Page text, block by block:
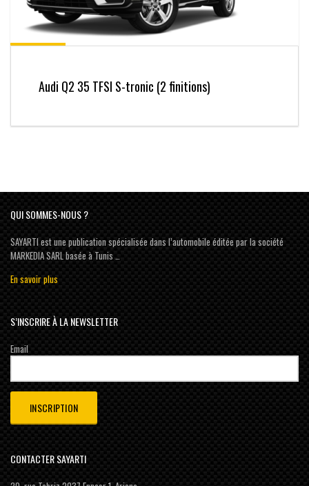
Audi Q2 35 TFSI S-tronic (2 finitions)
QUI SOMMES-NOUS ?
SAYARTI est une publication spécialisée dans l’automobile éditée par la société
MARKEDIA SARL basée à Tunis …
En savoir plus
S’INSCRIRE À LA NEWSLETTER
Email
CONTACTER SAYARTI